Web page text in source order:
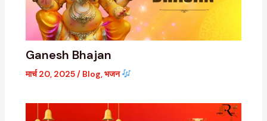
Ganesh Bhajan
मार्च 20, 2025 / Blog भजन